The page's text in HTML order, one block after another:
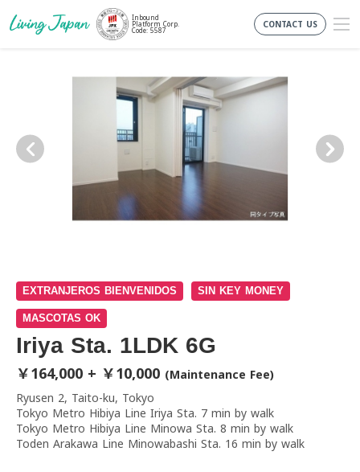
Inbound
Platform Corp.
Code: 5587
CONTACT US
EXTRANJEROS BIENVENIDOS SIN KEY MONEY
MASCOTAS OK
Iriya Sta. 1LDK 6G
￥164,000 + ￥10,000 (Maintenance Fee)
Ryusen 2, Taito-ku, Tokyo
Tokyo Metro Hibiya Line Iriya Sta. 7 min by walk
Tokyo Metro Hibiya Line Minowa Sta. 8 min by walk
Toden Arakawa Line Minowabashi Sta. 16 min by walk